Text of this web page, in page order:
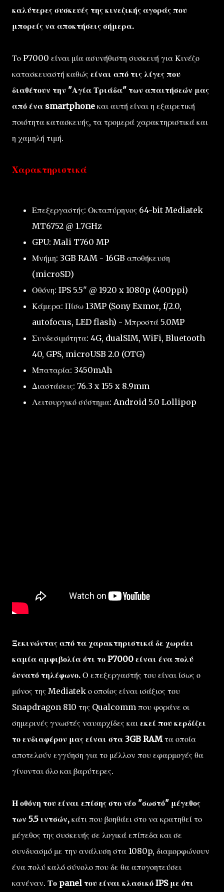
καλύτερες συσκευές της κινεζικής αγοράς που
μπορείς να αποκτήσεις σήμερα.
Το P7000 είναι μία ασυνήθιστη συσκευή για Κινέζο
κατασκευαστή καθώς είναι από τις λίγες που
διαθέτουν την "Αγία Τριάδα" των απαιτήσεών μας
από ένα smartphone και αυτή είναι η εξαιρετική
ποιότητα κατασκευής, τα τρομερά χαρακτηριστικά και
η χαμηλή τιμή.
Χαρακτηριστικά
Επεξεργαστής: Οκταπύρηνος 64-bit Mediatek
MT6752 @ 1.7GHz
GPU: Mali T760 MP
Μνήμη: 3GB RAM - 16GB αποθήκευση
(microSD)
Οθόνη: IPS 5.5" @ 1920 x 1080p (400ppi)
Κάμερα: Πίσω 13MP (Sony Exmor, f/2.0,
autofocus, LED flash) - Μπροστά 5.0MP
Συνδεσιμότητα: 4G, dualSIM, WiFi, Bluetooth
40, GPS, microUSB 2.0 (OTG)
Μπαταρία: 3450mAh
Διαστάσεις: 76.3 x 155 x 8.9mm
Λειτουργικό σύστημα: Android 5.0 Lollipop
Ξεκινώντας από τα χαρακτηριστικά δε χωράει
καμία αμφιβολία ότι το P7000 είναι ένα πολύ
δυνατό τηλέφωνο. Ο επεξεργαστής του είναι ίσως ο
μόνος της Mediatek ο οποίος είναι ισάξιος του
Snapdragon 810 της Qualcomm που φοράνε οι
σημερινές γνωστές ναυαρχίδες και εκεί που κερδίζει
το ενδιαφέρον μας είναι στα 3GB RAMτα οποία
αποτελούν εγγύηση για το μέλλον που εφαρμογές θα
γίνονται όλο και βαρύτερες.
Η οθόνη του είναι επίσης στο νέο "σωστό" μέγεθος
των 5.5 ιντσών, κάτι που βοηθάει στο να κρατηθεί το
μέγεθος της συσκευής σε λογικά επίπεδα και σε
συνδυασμό με την ανάλυση στα 1080p, διαμορφώνουν
ένα πολύ καλό σύνολο που δε θα απογοητεύσει
κανέναν. Το panel του είναι κλασικό IPS με ότι